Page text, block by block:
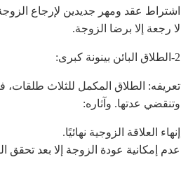
اشتراط عقد ومهر جديدين لإرجاع
لا رجعة إلا برضا الزوجة.
2-الطلاق البائن بينونة كبرى:
تعريفه: الطلاق المكمل للثلاث طلقات،
وتنقضي عدتها. وآثاره:
إنهاء العلاقة الزوجية نهائيًا.
عدم إمكانية عودة الزوجة إلا بعد تحقق